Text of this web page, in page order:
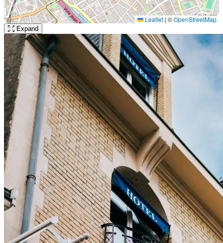
Leaflet | ©OpenStreetMap
Expand